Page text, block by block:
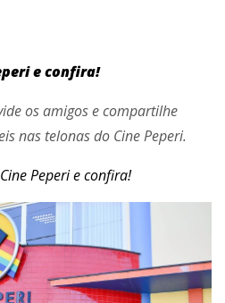
e confira!
os amigos e compartilhe
nas telonas do Cine Peperi.
Cine Peperi e confira!